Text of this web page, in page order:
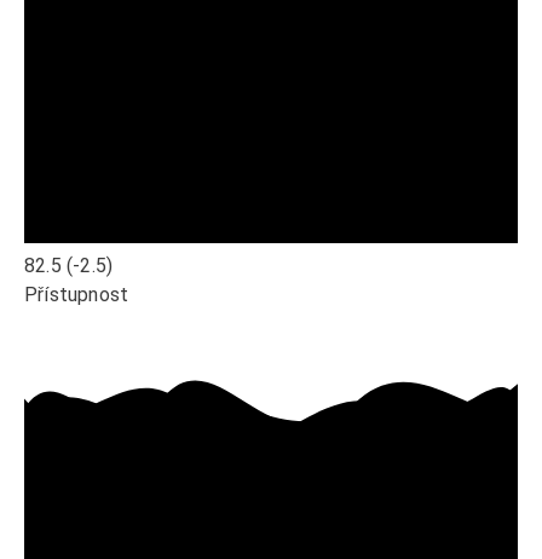
82.5 (-2.5)
Přístupnost